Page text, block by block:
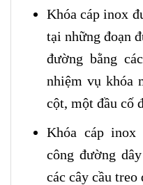
Khóa cáp inox
tại những đoạn
đường bằng
nhiệm vụ khóa
cột, một đầu cố
Khóa cáp
công đường
các cây cầu treo